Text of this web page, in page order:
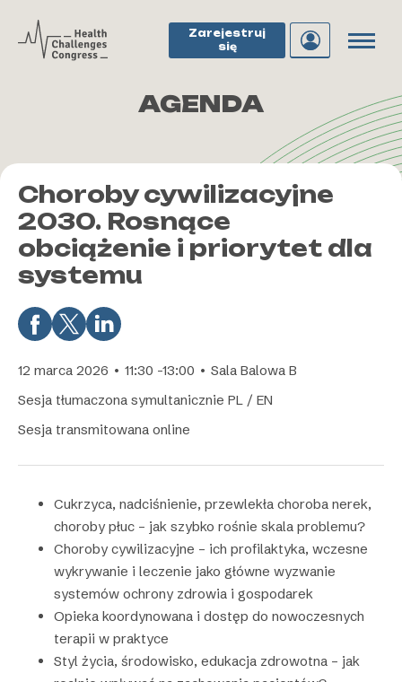
Zarejestruj
się
AGENDA
Choroby cywilizacyjne
2030. Rosnące
obciążenie i priorytet dla
systemu
12 marca 2026 • 11:30 -13:00 • Sala Balowa B
Sesja tłumaczona symultanicznie PL / EN
Sesja transmitowana online
Cukrzyca, nadciśnienie, przewlekła choroba nerek,
choroby płuc – jak szybko rośnie skala problemu?
Choroby cywilizacyjne – ich profilaktyka, wczesne
wykrywanie i leczenie jako główne wyzwanie
systemów ochrony zdrowia i gospodarek
Opieka koordynowana i dostęp do nowoczesnych
terapii w praktyce
Styl życia, środowisko, edukacja zdrowotna – jak